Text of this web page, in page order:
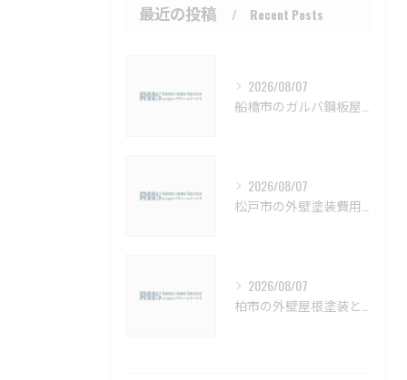
最近の投稿 Recent Posts
2026/08/07
2026/08/07
2026/08/07